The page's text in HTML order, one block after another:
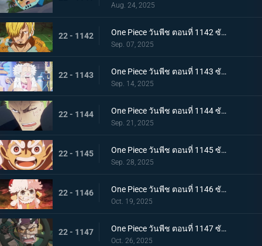
Aug. 24, 2025
22 - 1142 One Piece วันพีช ตอนที่ 1142 ซับไทย ได้ยินแล้วตอบด้วย โลกเอ๋ย ข้อความของเวก้าพังค์
Sep. 07, 2025
22 - 1143 One Piece วันพีช ตอนที่ 1143 ซับไทย แผนลับของเวก้าพังค์ การถ่ายทอดสดทั่วโลกอันบีบคั้น
Sep. 14, 2025
22 - 1144 One Piece วันพีช ตอนที่ 1144 ซับไทย ที่สุดของฝันร้าย การรวมพลของห้าผู้เฒ่า
Sep. 21, 2025
22 - 1145 One Piece วันพีช ตอนที่ 1145 ซับไทย ทำศึกร่วมกับสหาย ลูฟี่กับนักรบเอลบัฟ
Sep. 28, 2025
22 - 1146 One Piece วันพีช ตอนที่ 1146 ซับไทย ภัยคุกคามที่ใกล้เข้ามา - ความมุ่งมั่นของสตูสซีและเอดิสัน
Oct. 19, 2025
22 - 1147 One Piece วันพีช ตอนที่ 1147 ซับไทย บทสรุปที่น่าทึ่ง - การทำนายครั้งยิ่งใหญ่ของเวก้าพังค์
Oct. 26, 2025